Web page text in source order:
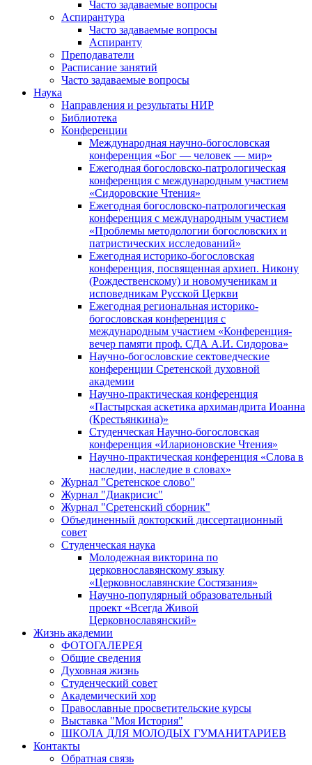
Часто задаваемые вопросы
Аспирантура
Часто задаваемые вопросы
Аспиранту
Преподаватели
Расписание занятий
Часто задаваемые вопросы
Наука
Направления и результаты НИР
Библиотека
Конференции
Международная научно-богословская
конференция «Бог — человек — мир»
Ежегодная богословско-патрологическая
конференция с международным участием
«Сидоровские Чтения»
Ежегодная богословско-патрологическая
конференция с международным участием
«Проблемы методологии богословских и
патристических исследований»
Ежегодная историко-богословская
конференция, посвященная архиеп. Никону
(Рождественскому) и новомученикам и
исповедникам Русской Церкви
Ежегодная региональная историко-
богословская конференция с
международным участием «Конференция-
вечер памяти проф. СДА А.И. Сидорова»
Научно-богословские сектоведческие
конференции Сретенской духовной
академии
Научно-практическая конференция
«Пастырская аскетика архимандрита Иоанна
(Крестьянкина)»
Студенческая Научно-богословская
конференция «Иларионовские Чтения»
Научно-практическая конференция «Cлова в
наследии, наследие в словах»
Журнал "Сретенское слово"
Журнал "Диакрисис"
Журнал "Сретенский сборник"
Объединенный докторский диссертационный
совет
Студенческая наука
Молодежная викторина по
церковнославянскому языку
«Церковнославянские Состязания»
Научно-популярный образовательный
проект «Всегда Живой
Церковнославянский»
Жизнь академии
ФОТОГАЛЕРЕЯ
Общие сведения
Духовная жизнь
Студенческий совет
Академический хор
Православные просветительские курсы
Выставка "Моя История"
ШКОЛА ДЛЯ МОЛОДЫХ ГУМАНИТАРИЕВ
Контакты
Обратная связь